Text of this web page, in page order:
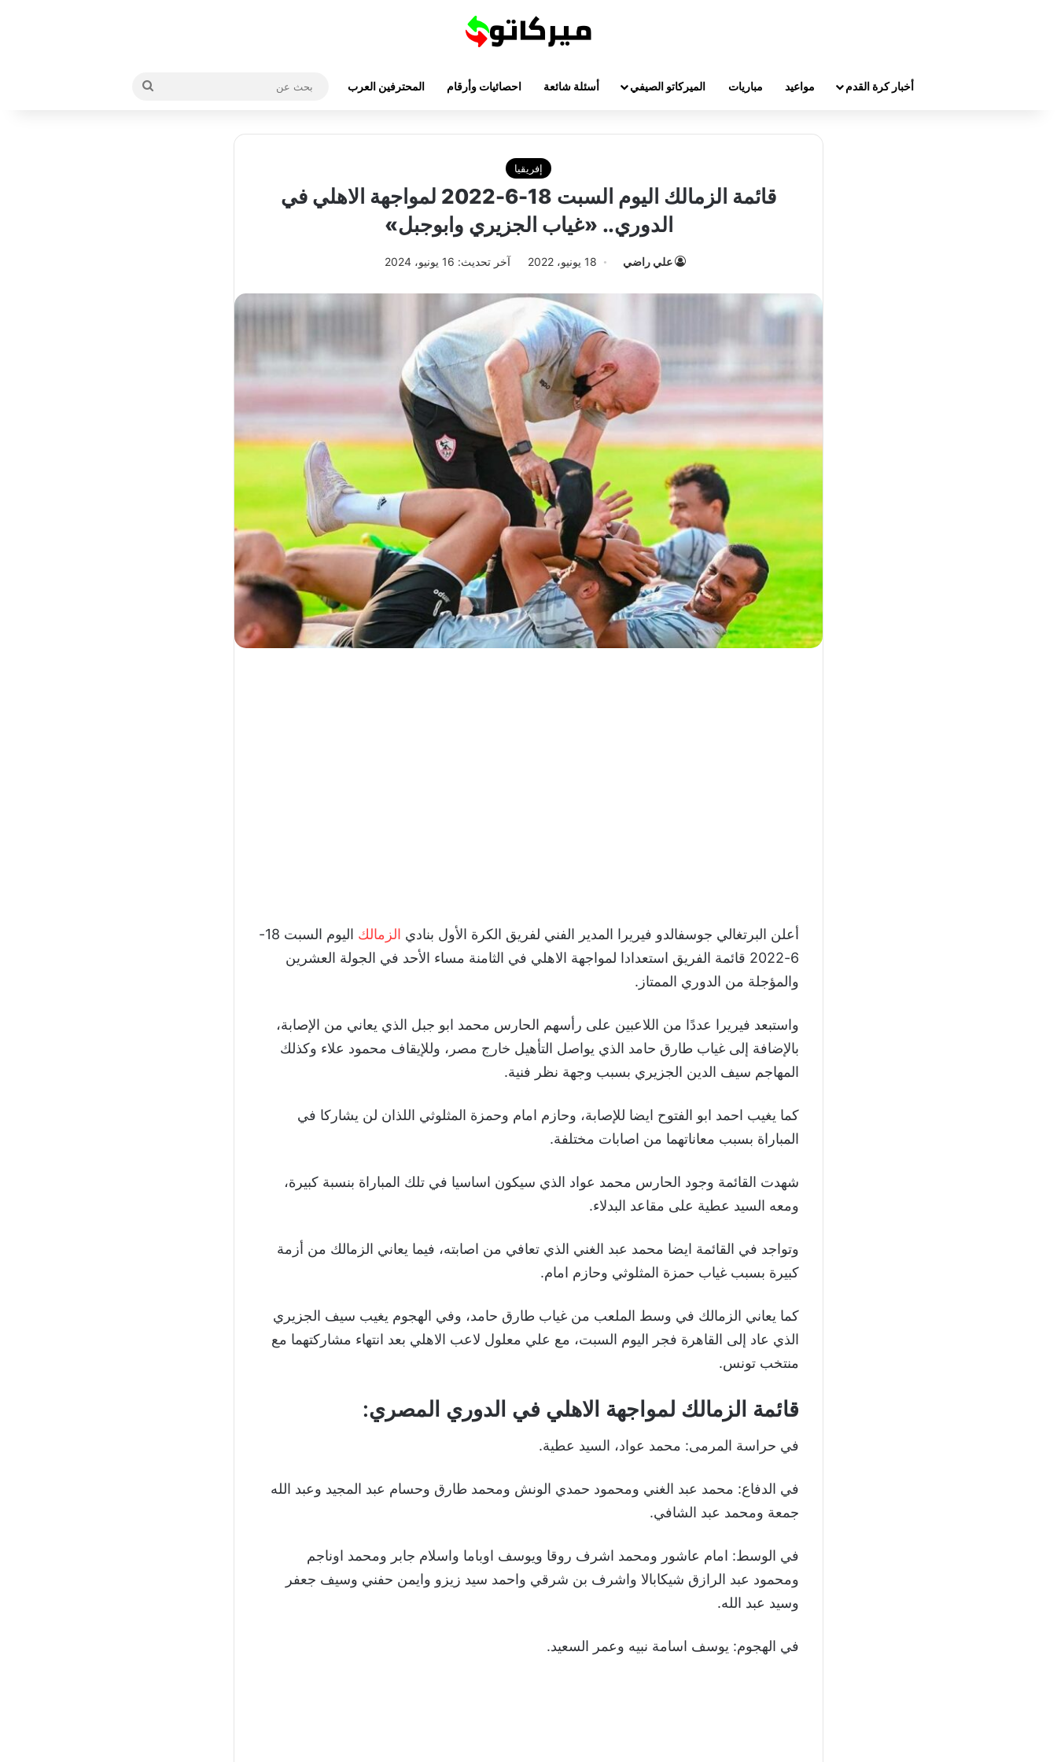
أخبار كرة القدم مواعيد مباريات الميركاتو الصيفي أسئلة شائعة احصائيات وأرقام المحترفين العرب
إفريقيا
قائمة الزمالك اليوم السبت 18-6-2022 لمواجهة الاهلي في
الدوري.. «غياب الجزيري وابوجبل»
علي راضي 18 يونيو، 2022 آخر تحديث: 16 يونيو، 2024
أعلن البرتغالي جوسفالدو فيريرا المدير الفني لفريق الكرة الأول بنادي الزمالك
اليوم السبت 18-
6-2022 قائمة الفريق استعدادا لمواجهة الاهلي في الثامنة مساء الأحد في الجولة العشرين
والمؤجلة من الدوري الممتاز.
واستبعد فيريرا عددًا من اللاعبين على رأسهم الحارس محمد ابو جبل الذي يعاني من الإصابة،
بالإضافة إلى غياب طارق حامد الذي يواصل التأهيل خارج مصر، وللإيقاف محمود علاء وكذلك
المهاجم سيف الدين الجزيري بسبب وجهة نظر فنية.
كما يغيب احمد ابو الفتوح ايضا للإصابة، وحازم امام وحمزة المثلوثي اللذان لن يشاركا في
المباراة بسبب معاناتهما من اصابات مختلفة.
شهدت القائمة وجود الحارس محمد عواد الذي سيكون اساسيا في تلك المباراة بنسبة كبيرة،
ومعه السيد عطية على مقاعد البدلاء.
وتواجد في القائمة ايضا محمد عبد الغني الذي تعافي من اصابته، فيما يعاني الزمالك من أزمة
كبيرة بسبب غياب حمزة المثلوثي وحازم امام.
كما يعاني الزمالك في وسط الملعب من غياب طارق حامد، وفي الهجوم يغيب سيف الجزيري
الذي عاد إلى القاهرة فجر اليوم السبت، مع علي معلول لاعب الاهلي بعد انتهاء مشاركتهما مع
منتخب تونس.
قائمة الزمالك لمواجهة الاهلي في الدوري المصري:
في حراسة المرمى: محمد عواد، السيد عطية.
في الدفاع: محمد عبد الغني ومحمود حمدي الونش ومحمد طارق وحسام عبد المجيد وعبد الله
جمعة ومحمد عبد الشافي.
في الوسط: امام عاشور ومحمد اشرف روقا ويوسف اوباما واسلام جابر ومحمد اوناجم
ومحمود عبد الرازق شيكابالا واشرف بن شرقي واحمد سيد زيزو وايمن حفني وسيف جعفر
وسيد عبد الله.
في الهجوم: يوسف اسامة نبيه وعمر السعيد.